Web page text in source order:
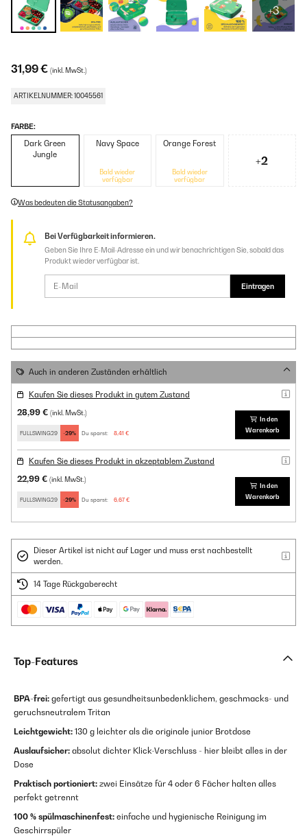
+3
31,99 € (inkl. MwSt.)
ARTIKELNUMMER: 10045561
FARBE:
Dark Green
Jungle
Navy Space
Bald wieder
verfügbar
Orange Forest
Bald wieder
verfügbar
+2
Was bedeuten die Statusangaben?
Bei Verfügbarkeit informieren.
Geben Sie Ihre E-Mail-Adresse ein und wir benachrichtigen Sie, sobald das
Produkt wieder verfügbar ist.
Eintragen
Auch in anderen Zuständen erhältlich
Kaufen Sie dieses Produkt in gutem Zustand
28,99 € (inkl. MwSt.)
FULLSWING29 -29% Du sparst: 8,41 €
In den
Warenkorb
Kaufen Sie dieses Produkt in akzeptablem Zustand
22,99 € (inkl. MwSt.)
FULLSWING29 -29% Du sparst: 6,67 €
In den
Warenkorb
Dieser Artikel ist nicht auf Lager und muss erst nachbestellt
werden.
14 Tage Rückgaberecht
Top-Features
BPA-frei: gefertigt aus gesundheitsunbedenklichem, geschmacks- und
geruchsneutralem Tritan
Leichtgewicht: 130 g leichter als die originale junior Brotdose
Auslaufsicher: absolut dichter Klick-Verschluss - hier bleibt alles in der
Dose
Praktisch portioniert: zwei Einsätze für 4 oder 6 Fächer halten alles
perfekt getrennt
100 % spülmaschinenfest: einfache und hygienische Reinigung im
Geschirrspüler